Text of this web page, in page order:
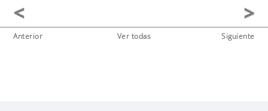
Anterior Ver todas Siguiente